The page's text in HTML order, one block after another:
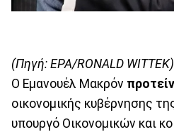
(Πηγή: EPA/RONALD WITTEK)
Ο Εμανουέλ Μακρόν
οικονομικής κυβέρνησης
υπουργό Οικονομικών και